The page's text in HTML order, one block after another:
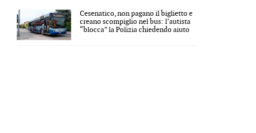
Cesenatico, non pagano il biglietto e
creano scompiglio nel bus: l’autista
“blocca” la Polizia chiedendo aiuto